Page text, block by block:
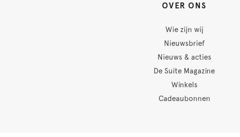
OVER ONS
Wie zijn wij
Nieuwsbrief
Nieuws & acties
De Suite Magazine
Winkels
Cadeaubonnen